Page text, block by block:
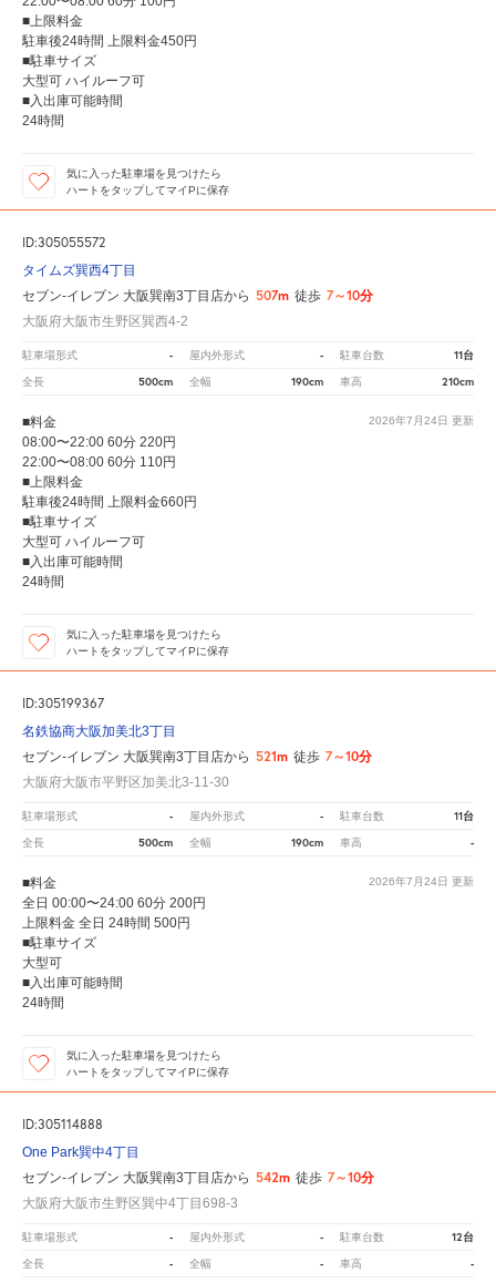
■上限料金
駐車後24時間 上限料金450円
■駐車サイズ
大型可 ハイルーフ可
■入出庫可能時間
24時間
気に入った駐車場を見つけたら
ハートをタップしてマイPに保存
ID:305055572
タイムズ巽西4丁目
セブン-イレブン 大阪巽南3丁目店から 507m 徒歩 7～10分
大阪府大阪市生野区巽西4-2
駐車場形式 - 屋内外形式 - 駐車台数 11台
全長 500cm 全幅 190cm 車高 210cm
2026年7月24日 更新
■料金
08:00〜22:00 60分 220円
22:00〜08:00 60分 110円
■上限料金
駐車後24時間 上限料金660円
■駐車サイズ
大型可 ハイルーフ可
■入出庫可能時間
24時間
気に入った駐車場を見つけたら
ハートをタップしてマイPに保存
ID:305199367
名鉄協商大阪加美北3丁目
セブン-イレブン 大阪巽南3丁目店から 521m 徒歩 7～10分
大阪府大阪市平野区加美北3-11-30
駐車場形式 - 屋内外形式 - 駐車台数 11台
全長 500cm 全幅 190cm 車高 -
2026年7月24日 更新
■料金
全日 00:00〜24:00 60分 200円
上限料金 全日 24時間 500円
■駐車サイズ
大型可
■入出庫可能時間
24時間
気に入った駐車場を見つけたら
ハートをタップしてマイPに保存
ID:305114888
One Park巽中4丁目
セブン-イレブン 大阪巽南3丁目店から 542m 徒歩 7～10分
大阪府大阪市生野区巽中4丁目698-3
駐車場形式 - 屋内外形式 - 駐車台数 12台
全長 - 全幅 - 車高 -